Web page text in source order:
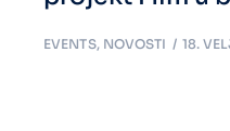
EVENTS, NOVOSTI 18.